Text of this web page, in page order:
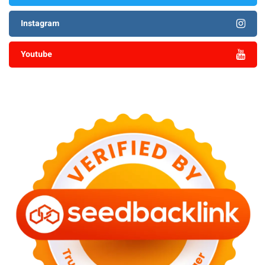
Instagram
Youtube